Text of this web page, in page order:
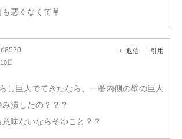
悪くなくて草
日
返信 引用
し巨人でてきたなら、一番内側の壁の巨人
潰したの？？？
味ないならそゆこと？？